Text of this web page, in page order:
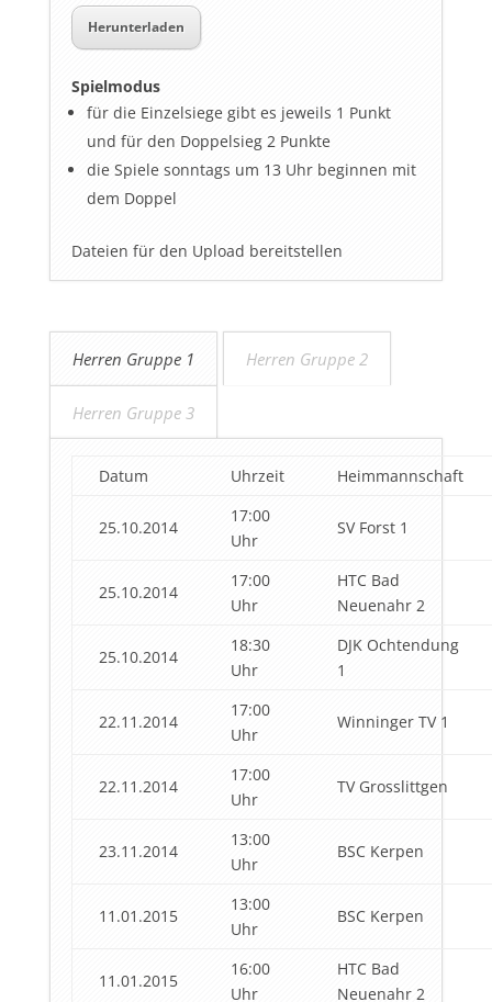
Herunterladen
Spielmodus
für die Einzelsiege gibt es jeweils 1 Punkt
und für den Doppelsieg 2 Punkte
die Spiele sonntags um 13 Uhr beginnen mit
dem Doppel
Dateien für den Upload bereitstellen
Herren Gruppe 1 Herren Gruppe 2
Herren Gruppe 3
Datum Uhrzeit Heimmannschaft
25.10.2014
17:00
Uhr
SV Forst 1
25.10.2014
17:00
Uhr
HTC Bad
Neuenahr 2
25.10.2014
18:30
Uhr
DJK Ochtendung
1
22.11.2014
17:00
Uhr
Winninger TV 1
22.11.2014
17:00
Uhr
TV Grosslittgen
23.11.2014
13:00
Uhr
BSC Kerpen
11.01.2015
13:00
Uhr
BSC Kerpen
11.01.2015
16:00
Uhr
HTC Bad
Neuenahr 2